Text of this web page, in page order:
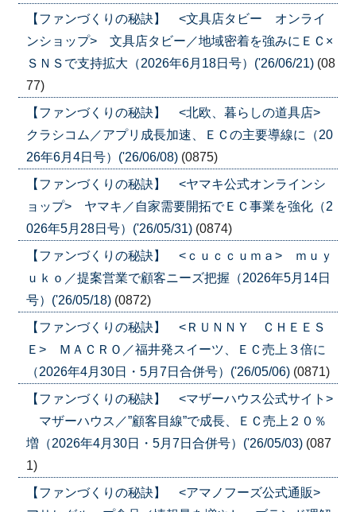
【ファンづくりの秘訣】 <文具店タビー オンライ
ンショップ> 文具店タビー／地域密着を強みにＥＣ×
ＳＮＳで支持拡大（2026年6月18日号）('26/06/21) (08
77)
【ファンづくりの秘訣】 <北欧、暮らしの道具店>
クラシコム／アプリ成長加速、ＥＣの主要導線に（20
26年6月4日号）('26/06/08) (0875)
【ファンづくりの秘訣】 <ヤマキ公式オンラインシ
ョップ> ヤマキ／自家需要開拓でＥＣ事業を強化（2
026年5月28日号）('26/05/31) (0874)
【ファンづくりの秘訣】 <ｃｕｃｃｕｍａ> ｍｕｙ
ｕｋｏ／提案営業で顧客ニーズ把握（2026年5月14日
号）('26/05/18) (0872)
【ファンづくりの秘訣】 <ＲＵＮＮＹ ＣＨＥＥＳ
Ｅ> ＭＡＣＲＯ／福井発スイーツ、ＥＣ売上３倍に
（2026年4月30日・5月7日合併号）('26/05/06) (0871)
【ファンづくりの秘訣】 <マザーハウス公式サイト>
マザーハウス／”顧客目線”で成長、ＥＣ売上２０％
増（2026年4月30日・5月7日合併号）('26/05/03) (087
1)
【ファンづくりの秘訣】 <アマノフーズ公式通販>